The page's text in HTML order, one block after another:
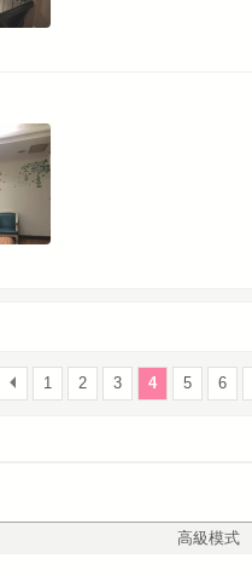
1 2 3 4 5 6
高級模式